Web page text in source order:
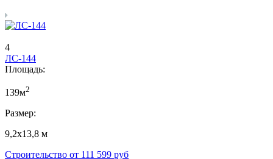
4
ЛС-144
Площадь:
139м2
Размер:
9,2х13,8 м
Строительство от 111 599 руб